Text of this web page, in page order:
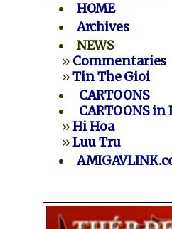
HOME
Archives
NEWS
» Commentaries
»Tin The Gioi
CARTOONS
CARTOONS
»Hi Hoa
»Luu Tru